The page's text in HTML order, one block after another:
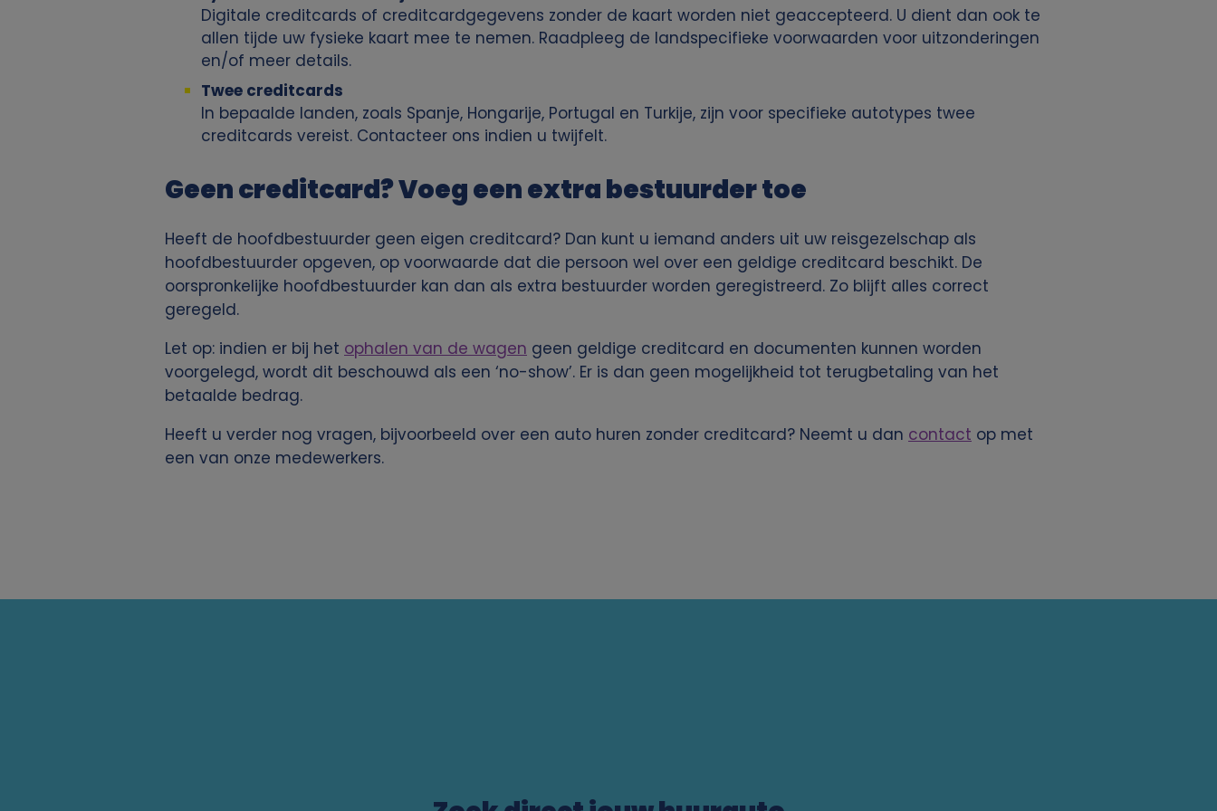
Digitale creditcards of creditcardgegevens zonder de kaart worden niet geaccepteerd. U dient dan ook te
allen tijde uw fysieke kaart mee te nemen. Raadpleeg de landspecifieke voorwaarden voor uitzonderingen
en/of meer details.
Twee creditcards
In bepaalde landen, zoals Spanje, Hongarije, Portugal en Turkije, zijn voor specifieke autotypes twee
creditcards vereist. Contacteer ons indien u twijfelt.
Geen creditcard? Voeg een extra bestuurder toe
Heeft de hoofdbestuurder geen eigen creditcard? Dan kunt u iemand anders uit uw reisgezelschap als
hoofdbestuurder opgeven, op voorwaarde dat die persoon wel over een geldige creditcard beschikt. De
oorspronkelijke hoofdbestuurder kan dan als extra bestuurder worden geregistreerd. Zo blijft alles correct
geregeld.
Let op: indien er bij het ophalen van de wagen geen geldige creditcard en documenten kunnen worden
voorgelegd, wordt dit beschouwd als een ‘no-show’. Er is dan geen mogelijkheid tot terugbetaling van het
betaalde bedrag.
Heeft u verder nog vragen, bijvoorbeeld over een auto huren zonder creditcard? Neemt u dan contact op met
een van onze medewerkers.
u
i
k
v
n
p
e
r
s